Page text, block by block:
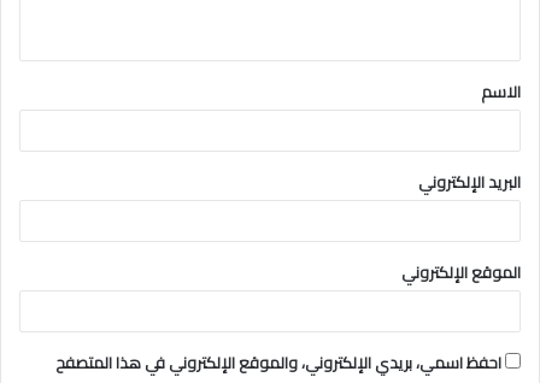
ق
*
الاسم
البريد الإلكتروني
الموقع الإلكتروني
احفظ اسمي، بريدي الإلكتروني، والموقع الإلكتروني في هذا المتصفح